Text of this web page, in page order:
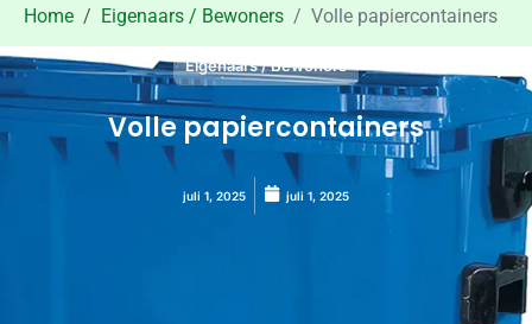
Home Eigenaars / Bewoners Volle papiercontainers
Eigenaars / Bewoners
Volle papiercontainers
juli 1, 2025 juli 1, 2025